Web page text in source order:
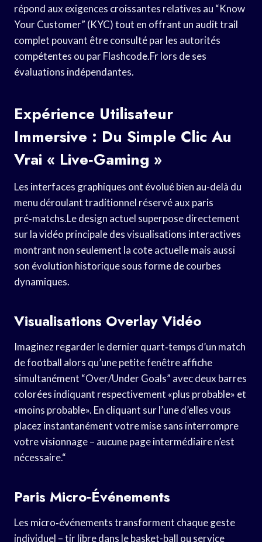
répond aux exigences croissantes relatives au “Know
Your Customer” (KYC) tout en offrant un audit trail
complet pouvant être consulté par les autorités
compétentes ou par Flashcode.Fr lors de ses
évaluations indépendantes.
Expérience Utilisateur
Immersive : Du Simple Clic Au
Vrai « Live‑gaming »
Les interfaces graphiques ont évolué bien au-delà du
menu déroulant traditionnel réservé aux paris
pré‑matchs.Le design actuel superpose directement
sur la vidéo principale des visualisations interactives
montrant non seulement la cote actuelle mais aussi
son évolution historique sous forme de courbes
dynamiques.
Visualisations Overlay Vidéo
Imaginez regarder le dernier quart‑temps d’un match
de football alors qu’une petite fenêtre affiche
simultanément “Over/Under Goals” avec deux barres
colorées indiquant respectivement «​plus probable​» et
«​moins probable​». En cliquant sur l’une d’elles vous
placez instantanément votre mise sans interrompre
votre visionnage – aucune page intermédiaire n’est
nécessaire.“
Paris Micro‑événements
Les micro‑événements transforment chaque geste
individuel – tir libre dans le basket-ball ou service